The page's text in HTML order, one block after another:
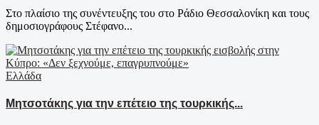
Στο πλαίσιο της συνέντευξης του στο Ράδιο Θεσσαλονίκη και τους
δημοσιογράφους Στέφανο...
Ελλάδα
Μητσοτάκης για την επέτειο της τουρκικής...